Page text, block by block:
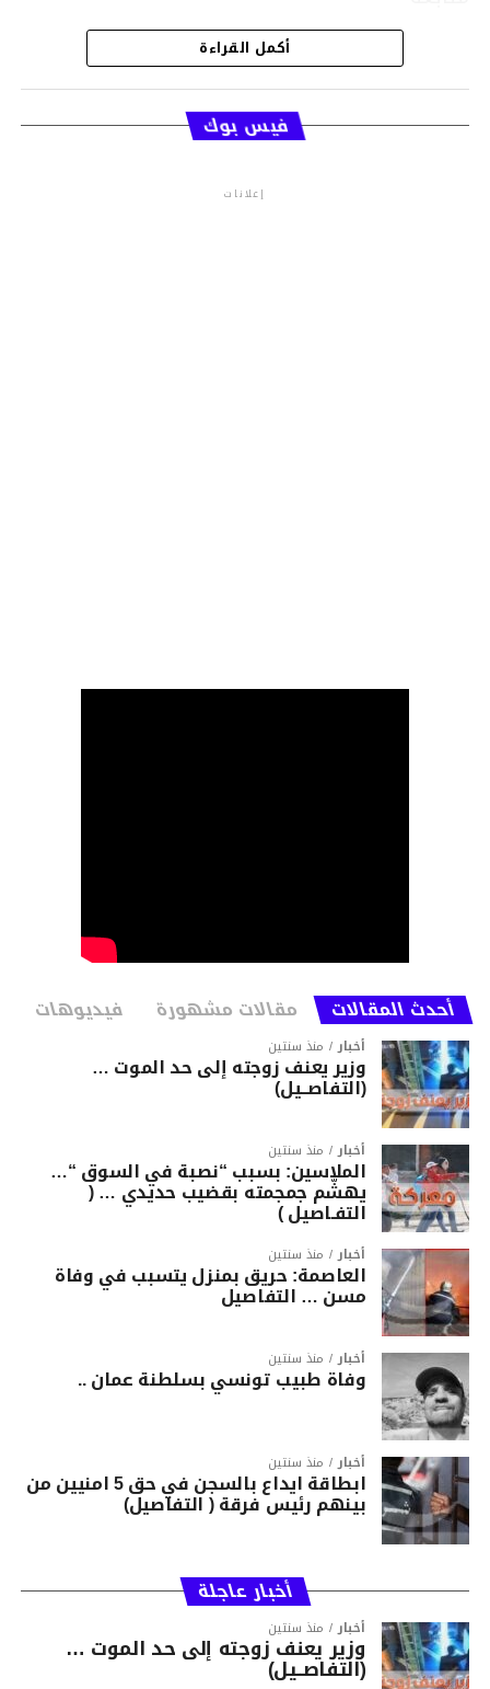
قسم الاخبار
أكمل القراءة
فيس بوك
إعلانات
أحدث المقالات مقالات مشهورة فيديوهات
أخبار منذ سنتين
وزير يعنف زوجته إلى حد الموت …
(التفاصــيل)
أخبار منذ سنتين
الملاسين: بسبب “نصبة في السوق “…
يهشّم جمجمته بقضيب حديدي … (
التفـاصيل )
أخبار منذ سنتين
العاصمة: حريق بمنزل يتسبب في وفاة
مسن … التفاصيل
أخبار منذ سنتين
وفاة طبيب تونسي بسلطنة عمان ..
أخبار منذ سنتين
ابطاقة ايداع بالسجن في حق 5 امنيين من
بينهم رئيس فرقة ( التفاصيل)
أخبار عاجلة
أخبار منذ سنتين
وزير يعنف زوجته إلى حد الموت …
(التفاصــيل)